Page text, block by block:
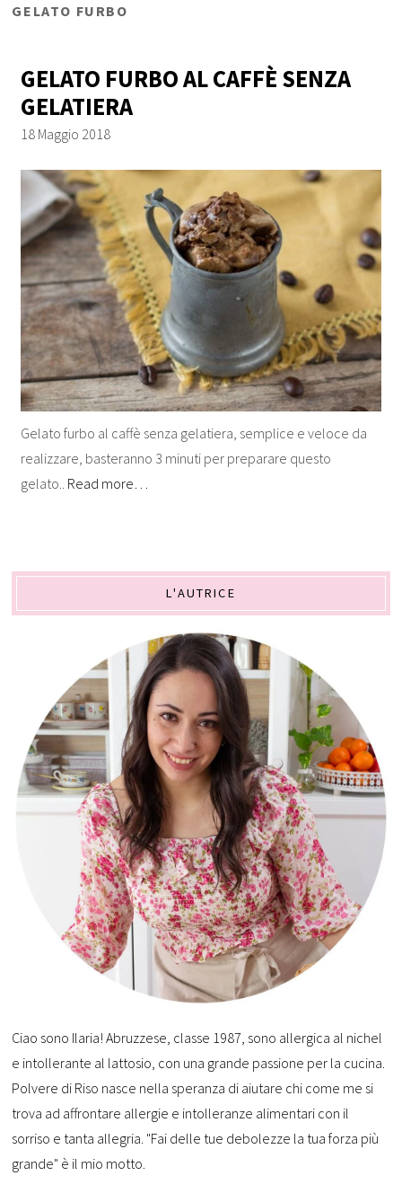
GELATO FURBO
GELATO FURBO AL CAFFÈ SENZA
GELATIERA
18 Maggio 2018
Gelato furbo al caffè senza gelatiera, semplice e veloce da
realizzare, basteranno 3 minuti per preparare questo
gelato.. Read more…
L'AUTRICE
Ciao sono Ilaria! Abruzzese, classe 1987, sono allergica al nichel
e intollerante al lattosio, con una grande passione per la cucina.
Polvere di Riso nasce nella speranza di aiutare chi come me si
trova ad affrontare allergie e intolleranze alimentari con il
sorriso e tanta allegria. "Fai delle tue debolezze la tua forza più
grande" è il mio motto.